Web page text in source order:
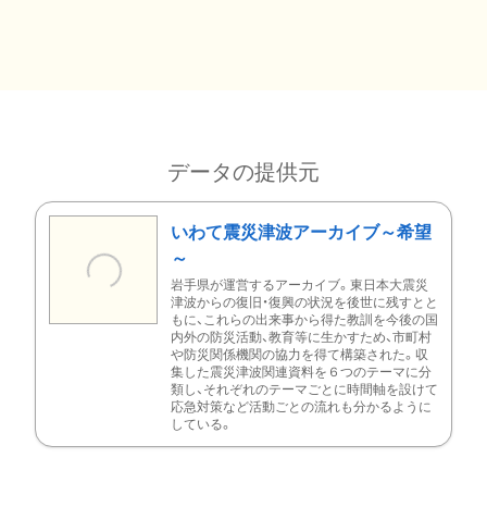
データの提供元
いわて震災津波アーカイブ～希望
～
岩手県が運営するアーカイブ。東日本大震災
津波からの復旧・復興の状況を後世に残すとと
もに、これらの出来事から得た教訓を今後の国
内外の防災活動、教育等に生かすため、市町村
や防災関係機関の協力を得て構築された。収
集した震災津波関連資料を６つのテーマに分
類し、それぞれのテーマごとに時間軸を設けて
応急対策など活動ごとの流れも分かるように
している。